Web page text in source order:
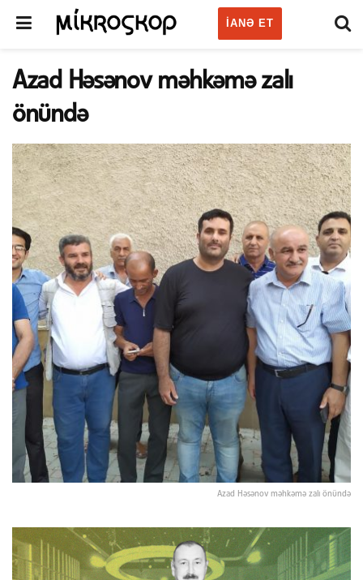
IANƏ ET
Azad Həsənov məhkəmə zalı
önündə
Azad Həsənov məhkəmə zalı önündə